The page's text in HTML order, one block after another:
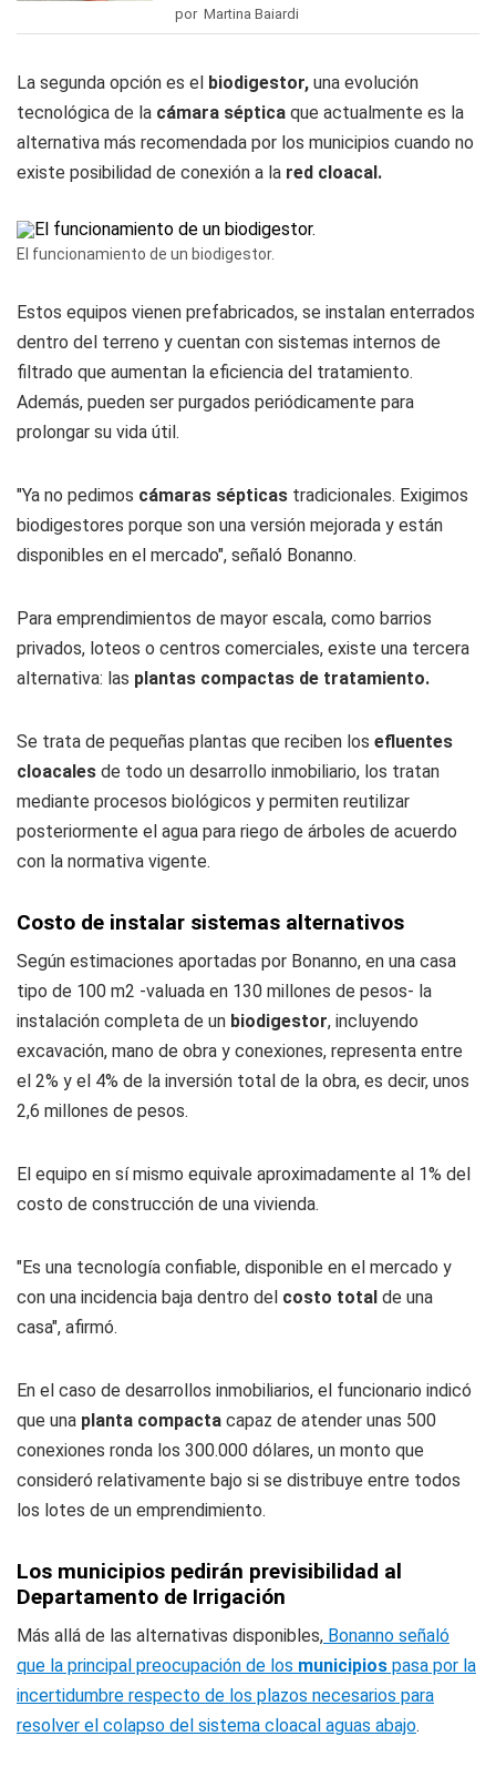
por Martina Baiardi
La segunda opción es el biodigestor, una evolución
tecnológica de la cámara séptica que actualmente es la
alternativa más recomendada por los municipios cuando no
existe posibilidad de conexión a la red cloacal.
El funcionamiento de un biodigestor.
Estos equipos vienen prefabricados, se instalan enterrados
dentro del terreno y cuentan con sistemas internos de
filtrado que aumentan la eficiencia del tratamiento.
Además, pueden ser purgados periódicamente para
prolongar su vida útil.
"Ya no pedimos cámaras sépticas tradicionales. Exigimos
biodigestores porque son una versión mejorada y están
disponibles en el mercado", señaló Bonanno.
Para emprendimientos de mayor escala, como barrios
privados, loteos o centros comerciales, existe una tercera
alternativa: las plantas compactas de tratamiento.
Se trata de pequeñas plantas que reciben los efluentes
cloacales de todo un desarrollo inmobiliario, los tratan
mediante procesos biológicos y permiten reutilizar
posteriormente el agua para riego de árboles de acuerdo
con la normativa vigente.
Costo de instalar sistemas alternativos
Según estimaciones aportadas por Bonanno, en una casa
tipo de 100 m2 -valuada en 130 millones de pesos- la
instalación completa de un biodigestor, incluyendo
excavación, mano de obra y conexiones, representa entre
el 2% y el 4% de la inversión total de la obra, es decir, unos
2,6 millones de pesos.
El equipo en sí mismo equivale aproximadamente al 1% del
costo de construcción de una vivienda.
"Es una tecnología confiable, disponible en el mercado y
con una incidencia baja dentro del costo total de una
casa", afirmó.
En el caso de desarrollos inmobiliarios, el funcionario indicó
que una planta compacta capaz de atender unas 500
conexiones ronda los 300.000 dólares, un monto que
consideró relativamente bajo si se distribuye entre todos
los lotes de un emprendimiento.
Los municipios pedirán previsibilidad al
Departamento de Irrigación
Más allá de las alternativas disponibles, Bonanno señaló
que la principal preocupación de los municipios pasa por la
incertidumbre respecto de los plazos necesarios para
resolver el colapso del sistema cloacal aguas abajo.